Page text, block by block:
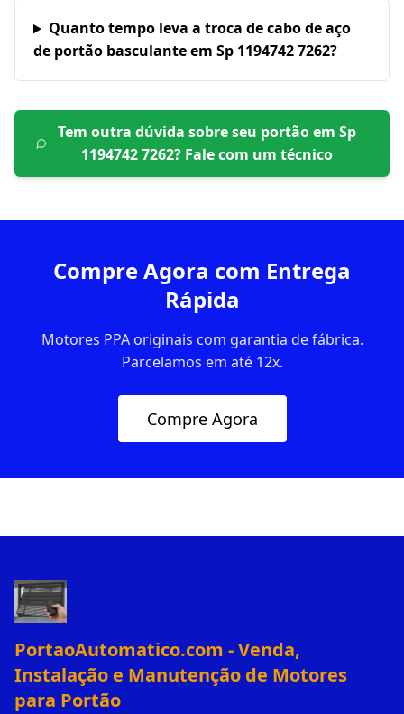
Quanto tempo leva a troca de cabo de aço
de portão basculante em Sp 1194742 7262?
Tem outra dúvida sobre seu portão emSp
1194742 7262? Fale com um técnico
Compre Agora com Entrega
Rápida
Motores PPA originais com garantia de fábrica.
Parcelamos em até 12x.
Compre Agora
PortaoAutomatico.com - Venda,
Instalação e Manutenção de Motores
para Portão